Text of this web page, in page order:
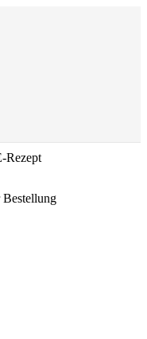
Rezept
Bestellung